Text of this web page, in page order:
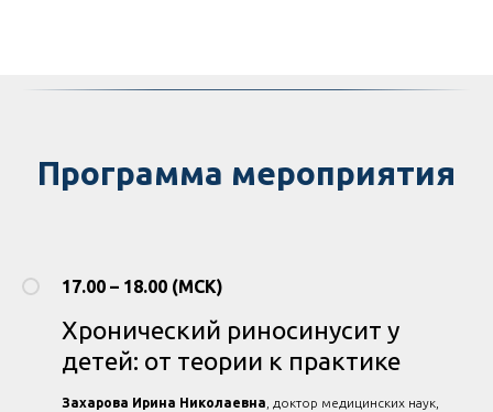
Программа мероприятия
17.00 – 18.00 (МСК)
Хронический риносинусит у
детей: от теории к практике
Захарова Ирина Николаевна , доктор медицинских наук,